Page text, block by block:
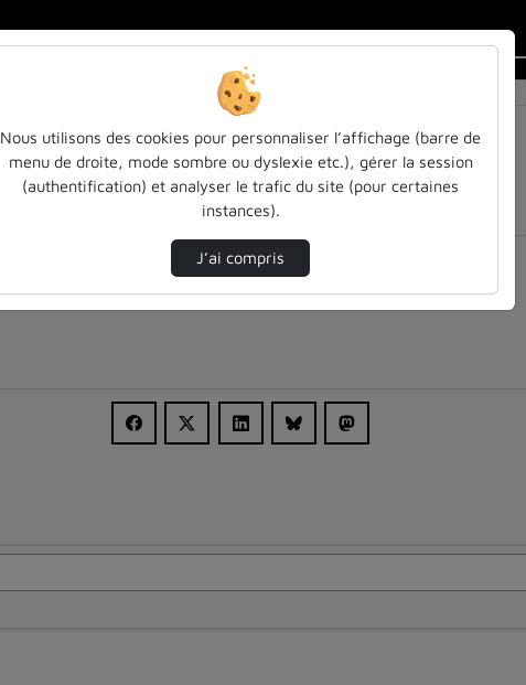
Nous utilisons des cookies pour personnaliser l’affichage (barre de
menu de droite, mode sombre ou dyslexie etc.), gérer la session
(authentification) et analyser le trafic du site (pour certaines
instances).
J’ai compris